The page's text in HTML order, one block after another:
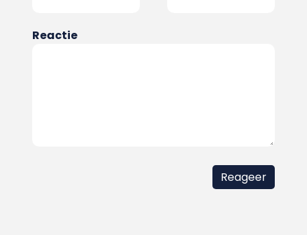
Reactie